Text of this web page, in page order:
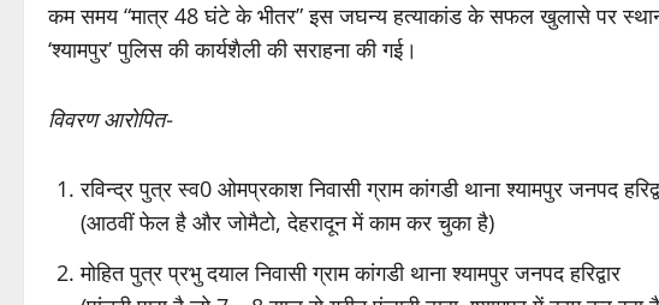
कम समय “मात्र 48 घंटे के भीतर” इस जघन्य हत्याकांड के सफल खुलासे पर
‘श्यामपुर’ पुलिस की कार्यशैली की सराहना की गई।
विवरण आरोपित-
रविन्द्र पुत्र स्व0 ओमप्रकाश निवासी ग्राम कांगडी थाना श्यामपुर जनपद
(आठवीं फेल है और जोमैटो, देहरादून में काम कर चुका है)
मोहित पुत्र प्रभु दयाल निवासी ग्राम कांगडी थाना श्यामपुर जनपद हरिद्वार